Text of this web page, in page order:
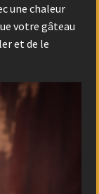
une chaleur
votre gâteau
et de le